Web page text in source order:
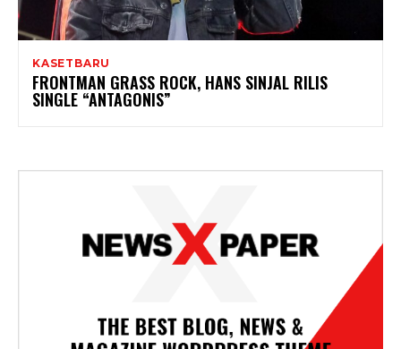
KASETBARU
FRONTMAN GRASS ROCK, HANS SINJAL RILIS
SINGLE “ANTAGONIS”